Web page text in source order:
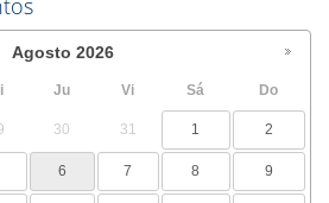
Agosto 2026
Ju Vi Sá Do
30 31 1 2
6 7 8 9